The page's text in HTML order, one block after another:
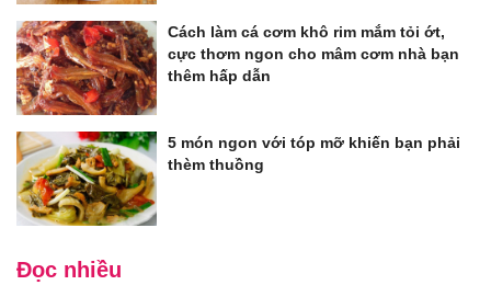
Cách làm cá cơm khô rim mắm tỏi ớt,
cực thơm ngon cho mâm cơm nhà bạn
thêm hấp dẫn
5 món ngon với tóp mỡ khiến bạn phải
thèm thuồng
Đọc nhiều